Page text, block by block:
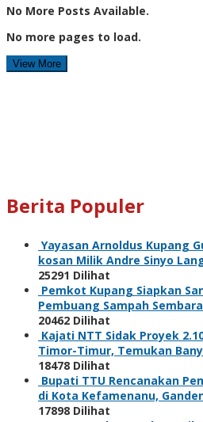
No More Posts Available.
No more pages to load.
View More
Berita Populer
Yayasan Arnoldus Kupang
kosan Milik Andre Sinyo
25291 Dilihat
Pemkot Kupang Siapkan
Pembuang Sampah
20462 Dilihat
Kajati NTT Sidak Proyek
Timor-Timur, Temukan
18478 Dilihat
Bupati TTU Rencanakan
di Kota Kefamenanu,
17898 Dilihat